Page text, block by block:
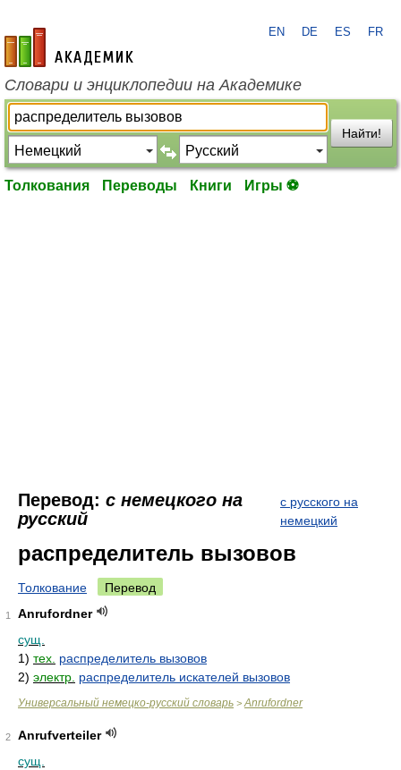
academic.ru
EN DE ES FR
Словари и энциклопедии на Академике
Найти!
Толкования Переводы Книги Игры ⚽
Перевод: с немецкого на
русский
с русского на
немецкий
распределитель вызовов
Толкование Перевод
1
Anrufordner
сущ.
1) тех. распределитель вызовов
2) электр. распределитель искателей вызовов
Универсальный немецко-русский словарь > Anrufordner
2
Anrufverteiler
сущ.